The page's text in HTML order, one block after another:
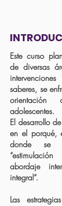
Este curso
de diversas
saberes, se
adolescentes.
El desarrollo
en el porqué,
donde se
abordaje
integral”.
Las